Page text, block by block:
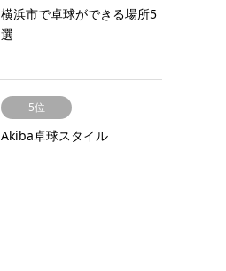
横浜市で卓球ができる場所5
選
5位
Akiba卓球スタイル